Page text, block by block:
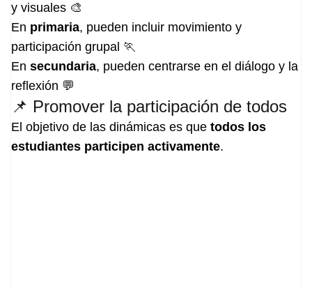
y visuales 🎨
En primaria, pueden incluir movimiento y
participación grupal 🏃
En secundaria, pueden centrarse en el diálogo y la
reflexión 💬
📌 Promover la participación de todos
El objetivo de las dinámicas es que todos los
estudiantes participen activamente.